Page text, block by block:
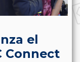
el
Connect